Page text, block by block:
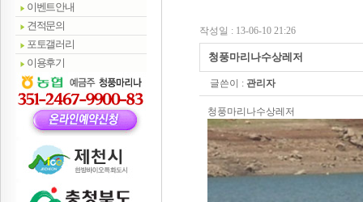
이벤트안내
견적문의
포토갤러리
이용후기
작성일 : 13-06-10 21:26
청풍마리나수상레저
글쓴이 :관리자
청풍마리나수상레저